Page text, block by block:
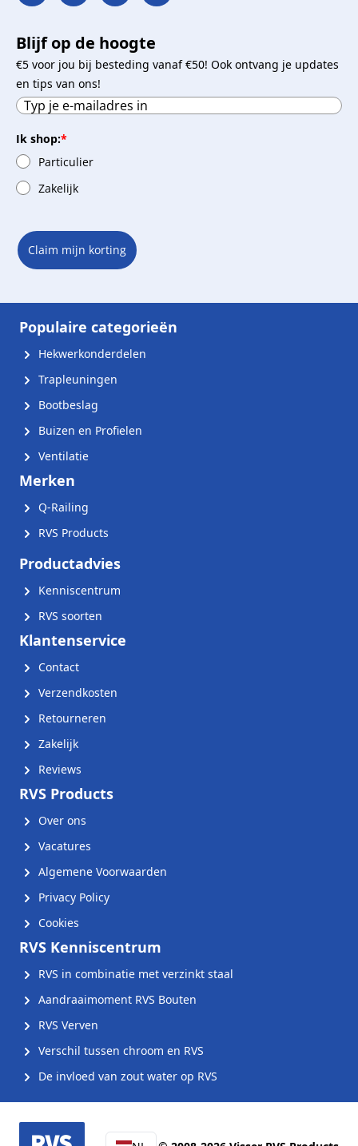
Blijf op de hoogte
€5 voor jou bij besteding vanaf €50! Ook ontvang je updates
en tips van ons!
Ik shop:*
Particulier
Zakelijk
Claim mijn korting
Populaire categorieën
Hekwerkonderdelen
Trapleuningen
Bootbeslag
Buizen en Profielen
Ventilatie
Merken
Q-Railing
RVS Products
Productadvies
Kenniscentrum
RVS soorten
Klantenservice
Contact
Verzendkosten
Retourneren
Zakelijk
Reviews
RVS Products
Over ons
Vacatures
Algemene Voorwaarden
Privacy Policy
Cookies
RVS Kenniscentrum
RVS in combinatie met verzinkt staal
Aandraaimoment RVS Bouten
RVS Verven
Verschil tussen chroom en RVS
De invloed van zout water op RVS